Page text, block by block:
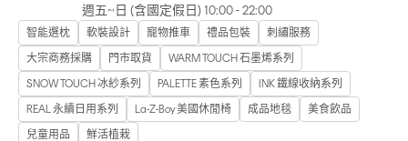
週五~日 (含國定假日) 10:00 - 22:00
智能選枕 軟裝設計 寵物推車 禮品包裝
刺繡服務
大宗商務採購
門市取貨
WARM TOUCH 石墨烯系列
SNOW TOUCH 冰紗系列
PALETTE 素色系列
INK 鐵線收納系列
REAL 永續日用系列
La-Z-Boy 美國休閒椅 成品地毯
美食飲品
兒童用品
鮮活植栽